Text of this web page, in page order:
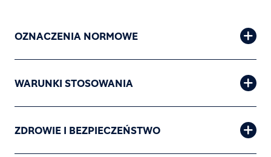
OZNACZENIA NORMOWE
WARUNKI STOSOWANIA
ZDROWIE I BEZPIECZEŃSTWO